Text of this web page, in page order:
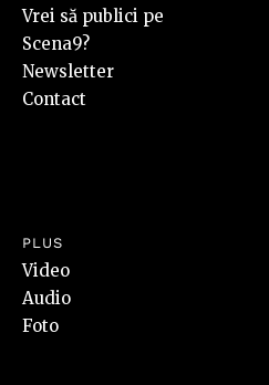
Vrei să publici pe
Scena9?
Newsletter
Contact
PLUS
Video
Audio
Foto